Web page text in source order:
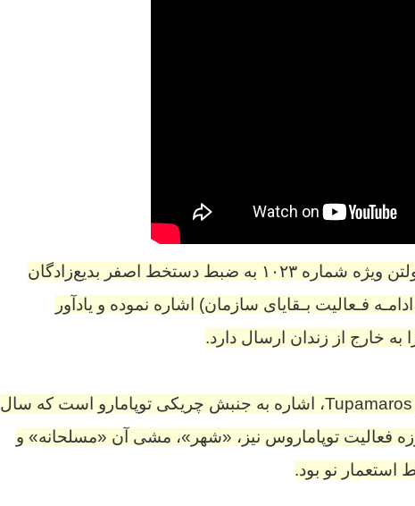
هفتم اردیبهشت سال ۱۳۵۱ ساواک در بولتن ویژه شماره ۱۰۲۳ به ضبط دستخط اصفر بدیع‌زادگان
فـعالیت بـقایای سازمان) اشاره نموده و یادآور
به خارج از زندان ارسال دارد.
Tupamaros، اشاره به جنبش چریکی توپامارو است که سال
«شهر»، مشی آن «مسلحانه» و
نو بود.